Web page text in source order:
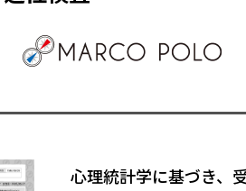
心理統計学に基づき、